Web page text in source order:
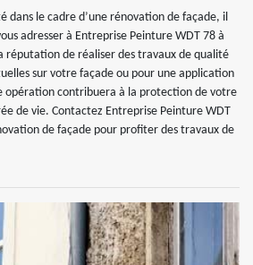
dans le cadre d’une rénovation de façade, il
adresser à Entreprise Peinture WDT 78 à
réputation de réaliser des travaux de qualité
sur votre façade ou pour une application
opération contribuera à la protection de votre
de vie. Contactez Entreprise Peinture WDT
de façade pour profiter des travaux de